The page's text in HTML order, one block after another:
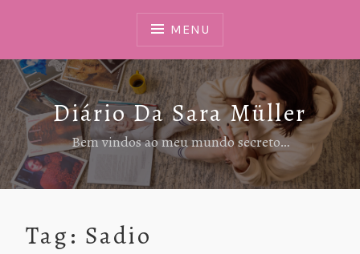
MENU
Diário Da Sara Müller
Bem vindos ao meu mundo secreto…
Tag: Sadio